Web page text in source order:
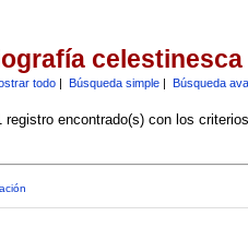
celestinesca
todo| Búsqueda simple| Búsqueda
registro encontrado(s) con los